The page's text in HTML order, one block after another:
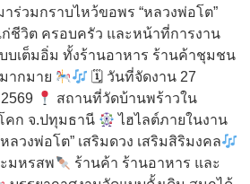
าร่วมกราบไหว้ขอพร “หลวงพ่อโต”
ชีวิต ครอบครัว และหน้าที่การงาน
บเต็มอิ่ม ทั้งร้านอาหาร ร้านค้าชุมชน
ากมาย
🗓 วันที่จัดงาน 27
สถานที่วัดบ้านพร้าวใน
คก จ.ปทุมธานี
ไฮไลต์ภายในงาน
ลวงพ่อโต” เสริมดวง เสริมสิริมงคล
มหรสพ
ร้านค้า ร้านอาหาร และ